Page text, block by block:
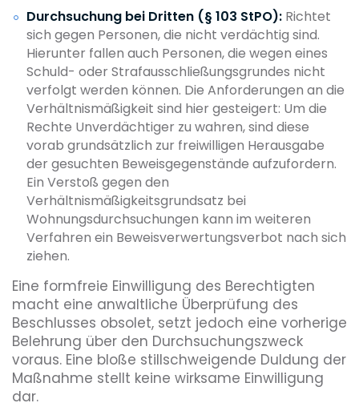
Durchsuchung bei Dritten (§ 103 StPO): Richtet
sich gegen Personen, die nicht verdächtig sind.
Hierunter fallen auch Personen, die wegen eines
Schuld- oder Strafausschließungsgrundes nicht
verfolgt werden können. Die Anforderungen an die
Verhältnismäßigkeit sind hier gesteigert: Um die
Rechte Unverdächtiger zu wahren, sind diese
vorab grundsätzlich zur freiwilligen Herausgabe
der gesuchten Beweisgegenstände aufzufordern.
Ein Verstoß gegen den
Verhältnismäßigkeitsgrundsatz bei
Wohnungsdurchsuchungen kann im weiteren
Verfahren ein Beweisverwertungsverbot nach sich
ziehen.
Eine formfreie Einwilligung des Berechtigten
macht eine anwaltliche Überprüfung des
Beschlusses obsolet, setzt jedoch eine vorherige
Belehrung über den Durchsuchungszweck
voraus. Eine bloße stillschweigende Duldung der
Maßnahme stellt keine wirksame Einwilligung
dar.